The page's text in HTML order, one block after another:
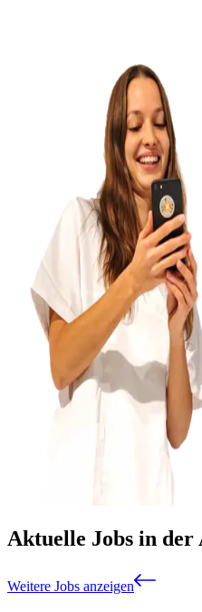
Aktuelle Jobs in
Weitere Jobs anzeigen